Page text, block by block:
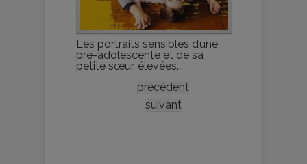
Les portraits sensibles d’une
pré-adolescente et de sa
petite sœur, élevées...
précédent
suivant